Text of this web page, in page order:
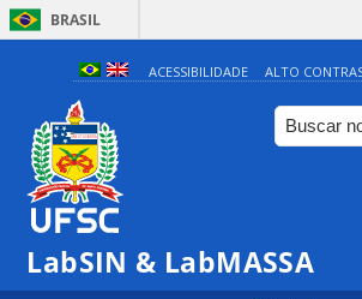
BRASIL
ACESSIBILIDADE ALTO
LabSIN & LabMASSA